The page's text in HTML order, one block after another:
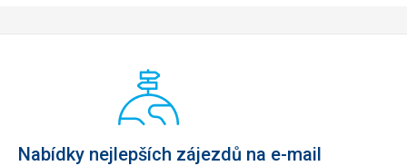
Nabídky nejlepších zájezdů na e-mail